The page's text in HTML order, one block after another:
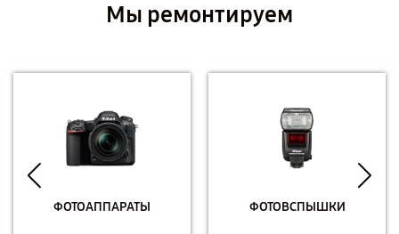
Мы ремонтируем
ФОТОАППАРАТЫ ФОТОВСПЫШКИ